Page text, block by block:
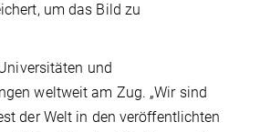
um das Bild zu
und
weltweit am Zug. „Wir sind
der Welt in den veröffentlichten